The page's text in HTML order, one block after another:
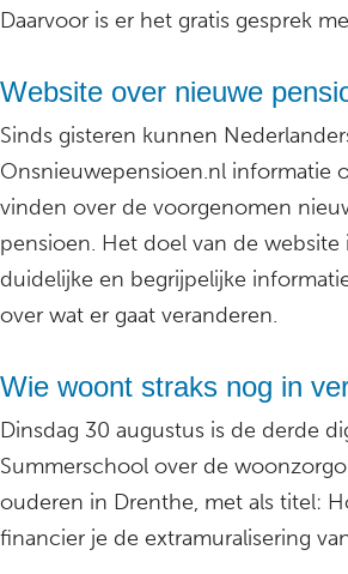
Daarvoor is er het gratis gesprek
Website over nieuwe
Sinds gisteren kunnen
Onsnieuwepensioen.nl informatie
vinden over de voorgenomen
pensioen. Het doel van de website
duidelijke en begrijpelijke
over wat er gaat veranderen.
Wie woont straks nog in
Dinsdag 30 augustus is de derde
Summerschool over de
ouderen in Drenthe, met als titel:
financier je de extramuralisering